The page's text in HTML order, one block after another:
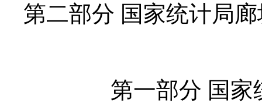
第二部分 国家统计局
第一部分 国家